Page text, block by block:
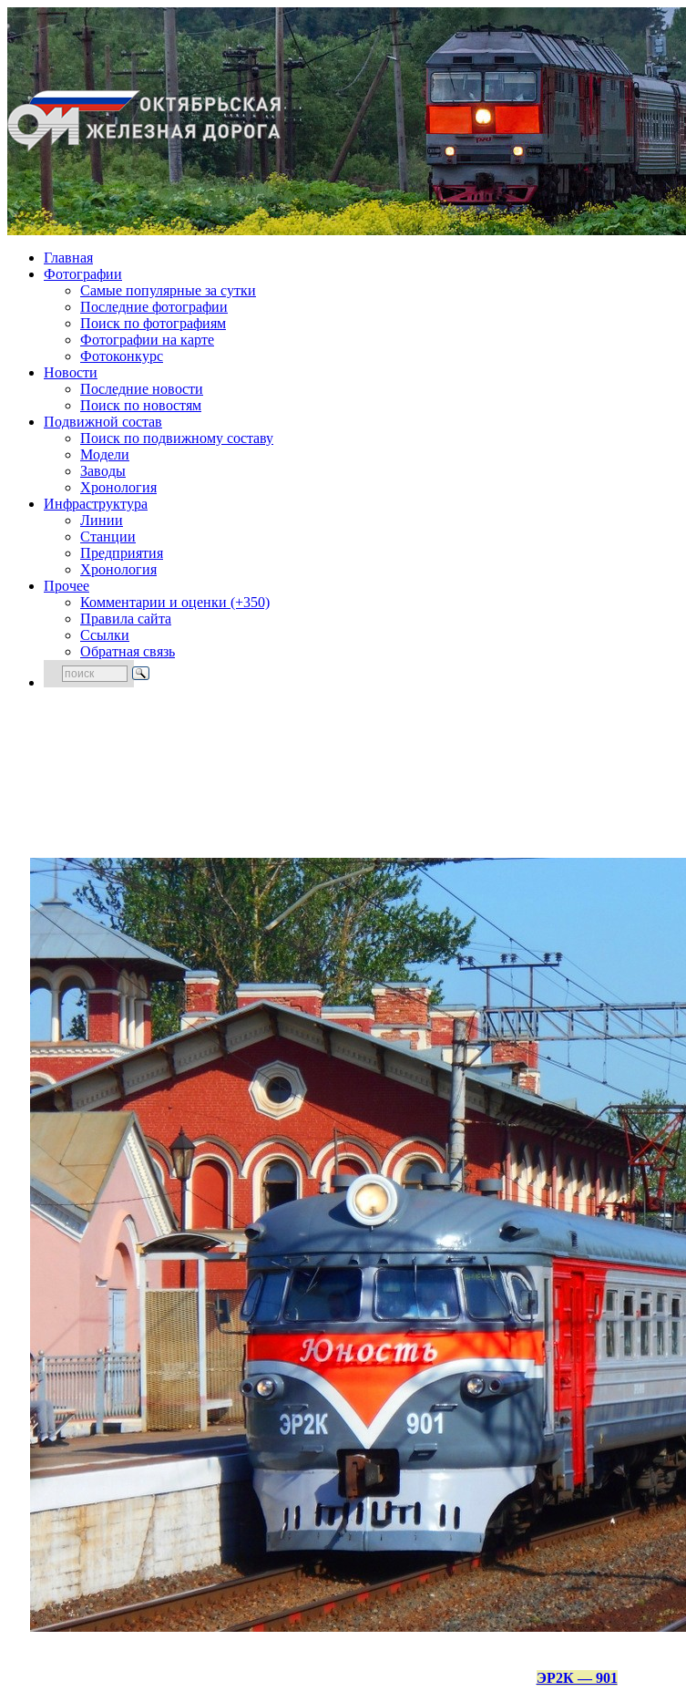
Главная
Фотографии
Cамые популярные за сутки
Последние фотографии
Поиск по фотографиям
Фотографии на карте
Фотоконкурс
Новости
Последние новости
Поиск по новостям
Подвижной состав
Поиск по подвижному составу
Модели
Заводы
Хронология
Инфраструктура
Линии
Станции
Предприятия
Хронология
Прочее
Комментарии и оценки (+350)
Правила сайта
Ссылки
Обратная связь
ЭР2К — 901